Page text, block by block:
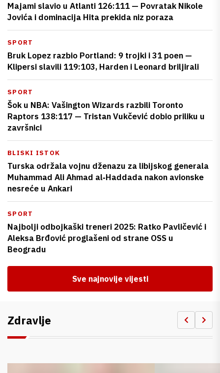
Majami slavio u Atlanti 126:111 — Povratak Nikole
Jovića i dominacija Hita prekida niz poraza
SPORT
Bruk Lopez razbio Portland: 9 trojki i 31 poen —
Klipersi slavili 119:103, Harden i Leonard briljirali
SPORT
Šok u NBA: Vašington Wizards razbili Toronto
Raptors 138:117 — Tristan Vukčević dobio priliku u
završnici
BLISKI ISTOK
Turska održala vojnu dženazu za libijskog generala
Muhammad Ali Ahmad al‑Haddada nakon avionske
nesreće u Ankari
SPORT
Najbolji odbojkaški treneri 2025: Ratko Pavličević i
Aleksa Brđović proglašeni od strane OSS u
Beogradu
Sve najnovije vijesti
Zdravlje